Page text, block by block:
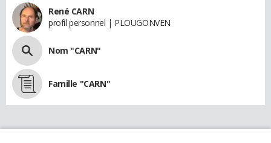
René CARN
profil personnel | PLOUGONVEN
Nom "CARN"
Famille "CARN"